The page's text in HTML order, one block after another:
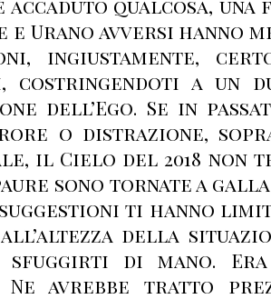
accaduto qualcosa,
e Urano avversi hanno
ingiustamente,
costringendoti a un
dell’Ego. Se in
o distrazione,
il Cielo del 2018 non
sono tornate a
ti hanno
della
sfuggirti di mano.
Ne avrebbe tratto